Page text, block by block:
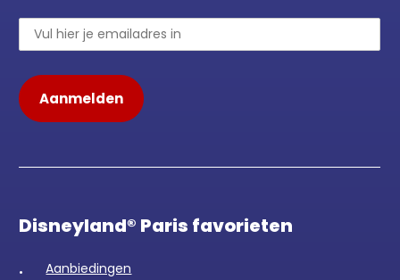
Disneyland® Paris favorieten
Aanbiedingen